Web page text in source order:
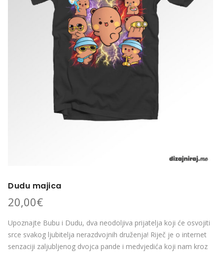
Dudu majica
20,00€
Upoznajte Bubu i Dudu, dva neodoljiva prijatelja koji će osvojiti
srce svakog ljubitelja nerazdvojnih druženja! Riječ je o internet
senzaciji zaljubljenog dvojca pande i medvjedića koji nam kroz